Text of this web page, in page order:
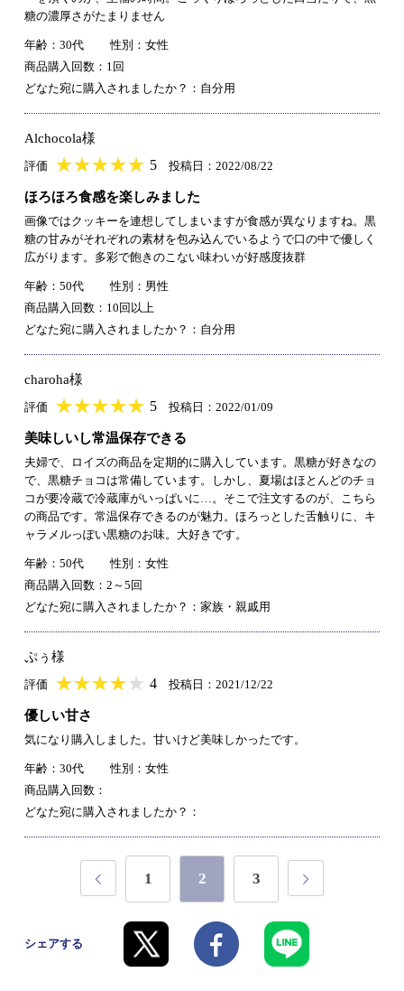
糖の濃厚さがたまりません
年齢：30代
性別：女性
商品購入回数：1回
どなた宛に購入されましたか？：自分用
Alchocola様
評価 ★★★★★
★★★★★ 5 投稿日：2022/08/22
ほろほろ食感を楽しみました
画像ではクッキーを連想してしまいますが食感が異なりますね。黒
糖の甘みがそれぞれの素材を包み込んでいるようで口の中で優しく
広がります。多彩で飽きのこない味わいが好感度抜群
年齢：50代
性別：男性
商品購入回数：10回以上
どなた宛に購入されましたか？：自分用
charoha様
評価 ★★★★★
★★★★★ 5 投稿日：2022/01/09
美味しいし常温保存できる
夫婦で、ロイズの商品を定期的に購入しています。黒糖が好きなの
で、黒糖チョコは常備しています。しかし、夏場はほとんどのチョ
コが要冷蔵で冷蔵庫がいっぱいに…。そこで注文するのが、こちら
の商品です。常温保存できるのが魅力。ほろっとした舌触りに、キ
ャラメルっぽい黒糖のお味。大好きです。
年齢：50代
性別：女性
商品購入回数：2～5回
どなた宛に購入されましたか？：家族・親戚用
ぷぅ様
評価 ★★★★★
★★★★★ 4 投稿日：2021/12/22
優しい甘さ
気になり購入しました。甘いけど美味しかったです。
年齢：30代
性別：女性
商品購入回数：
どなた宛に購入されましたか？：
1 2 3
シェアする